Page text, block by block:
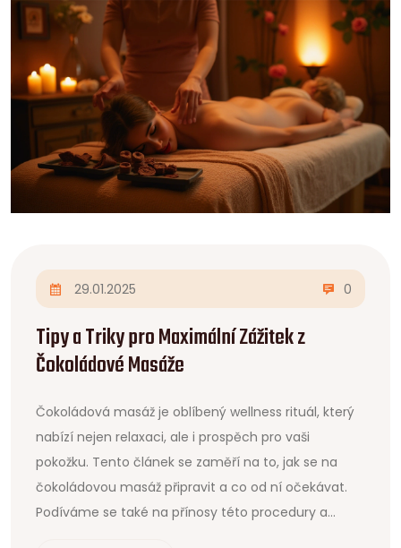
29.01.2025 0
Tipy a Triky pro Maximální Zážitek z
Čokoládové Masáže
Čokoládová masáž je oblíbený wellness rituál, který
nabízí nejen relaxaci, ale i prospěch pro vaši
pokožku. Tento článek se zaměří na to, jak se na
čokoládovou masáž připravit a co od ní očekávat.
Podíváme se také na přínosy této procedury a